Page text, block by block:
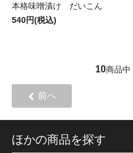
本格味噌漬け だいこん
540円(税込)
10商品中
前へ
ほかの商品を探す